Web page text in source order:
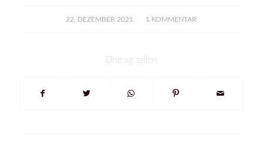
22. DEZEMBER 2021
/ 1 KOMMENTAR
Eintrag teilen